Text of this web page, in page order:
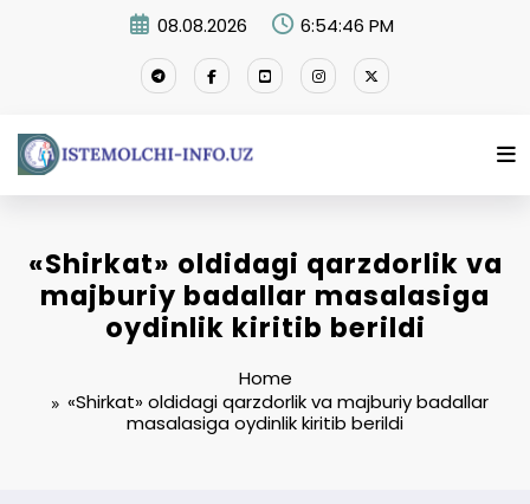
08.08.2026 6:54:46 PM
«Shirkat» oldidagi qarzdorlik va
majburiy badallar masalasiga
oydinlik kiritib berildi
Home
«Shirkat» oldidagi qarzdorlik va majburiy badallar
masalasiga oydinlik kiritib berildi